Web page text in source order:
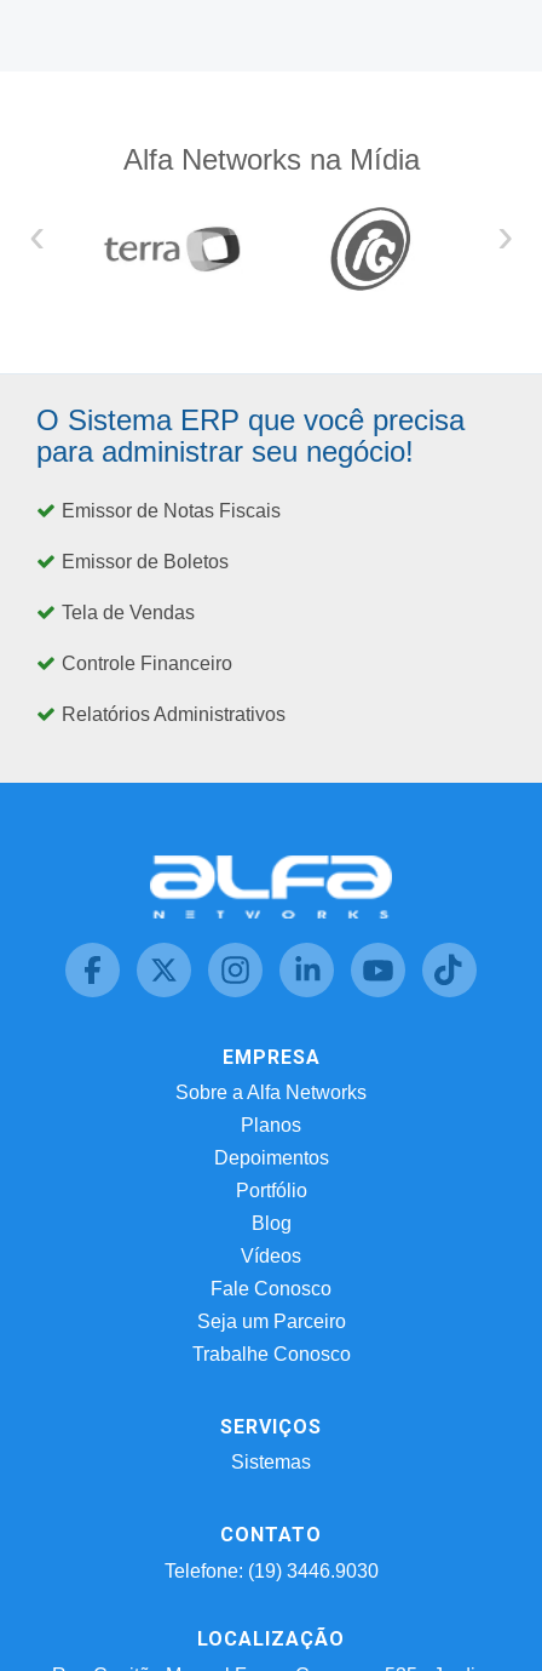
Alfa Networks na Mídia
‹ ›
O Sistema ERP que você precisa
para administrar seu negócio!
Emissor de Notas Fiscais
Emissor de Boletos
Tela de Vendas
Controle Financeiro
Relatórios Administrativos
EMPRESA
Sobre a Alfa Networks
Planos
Depoimentos
Portfólio
Blog
Vídeos
Fale Conosco
Seja um Parceiro
Trabalhe Conosco
SERVIÇOS
Sistemas
CONTATO
Telefone: (19) 3446.9030
LOCALIZAÇÃO